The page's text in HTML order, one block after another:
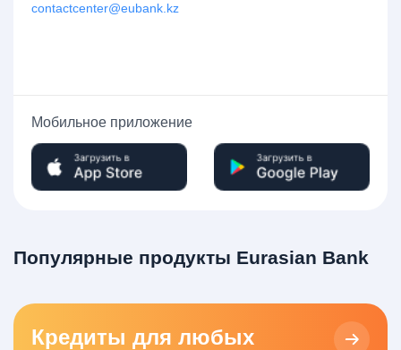
contactcenter@eubank.kz
Мобильное приложение
Популярные продукты Eurasian Bank
Кредиты для любых